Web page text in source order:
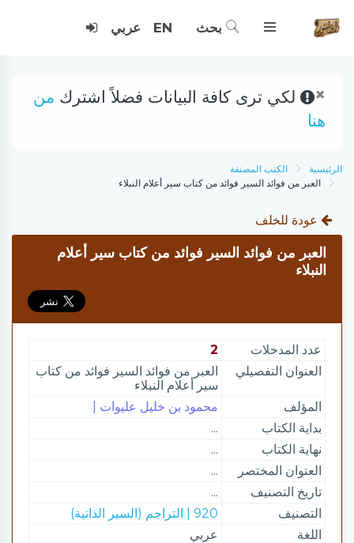
بحث EN عربي
× لكي ترى كافة البيانات فضلاً اشترك من
هنا
الرئيسية
الكتب المصنفة
العبر من فوائد السير فوائد من كتاب سير أعلام النبلاء
عودة للخلف
العبر من فوائد السير فوائد من كتاب سير أعلام
النبلاء
عدد المدخلات
2
العنوان التفصيلي
العبر من فوائد السير فوائد من كتاب
سير أعلام النبلاء
المؤلف
محمود بن خليل عليوات |
بداية الكتاب
...
نهاية الكتاب
...
العنوان المختصر
...
تاريخ التصنيف
...
التصنيف
920 | التراجم (السير الذاتية)
اللغة
عربي